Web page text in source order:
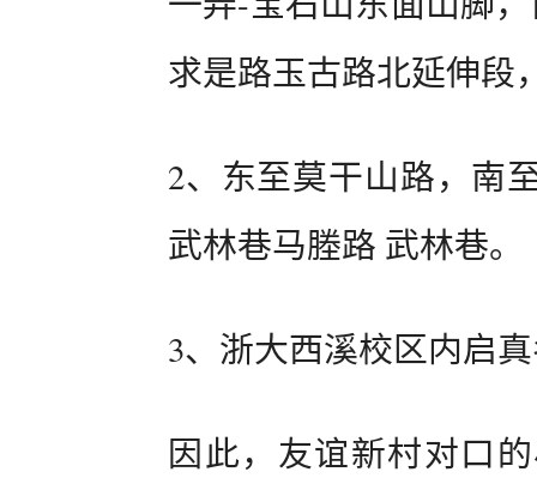
求是路玉古路北延伸段
2、东至莫干山路，南
武林巷马塍路 武林巷。
3、浙大西溪校区内启
因此，友谊新村对口